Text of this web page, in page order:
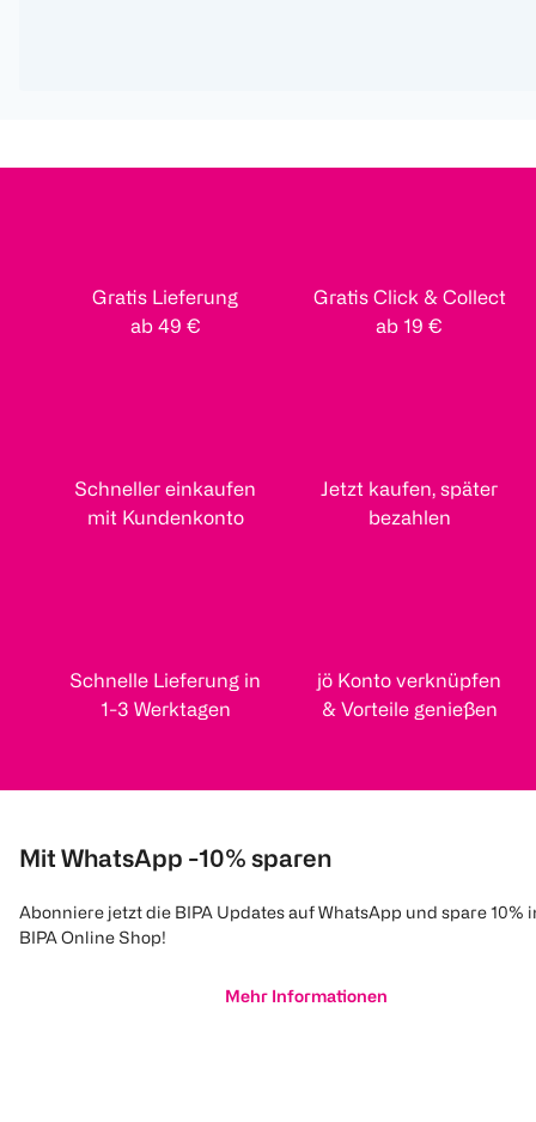
Gratis Lieferung
ab 49 €
Gratis Click & Collect
ab 19 €
Schneller einkaufen
mit Kundenkonto
Jetzt kaufen, später
bezahlen
Schnelle Lieferung in
1-3 Werktagen
jö Konto verknüpfen
& Vorteile genießen
Mit WhatsApp -10% sparen
Abonniere jetzt die BIPA Updates auf WhatsApp und spare 10%
BIPA Online Shop!
Mehr Informationen